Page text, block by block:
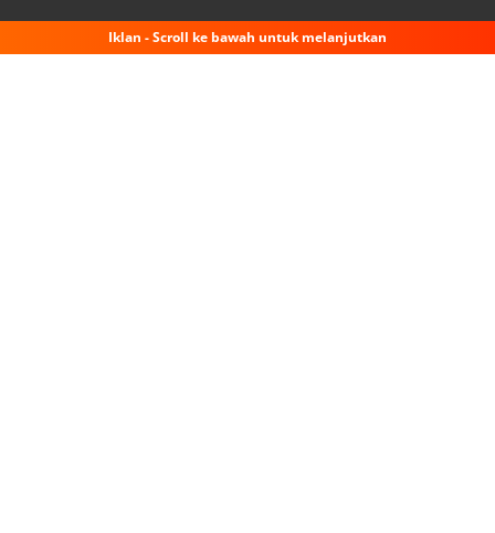
Iklan - Scroll ke bawah untuk melanjutkan